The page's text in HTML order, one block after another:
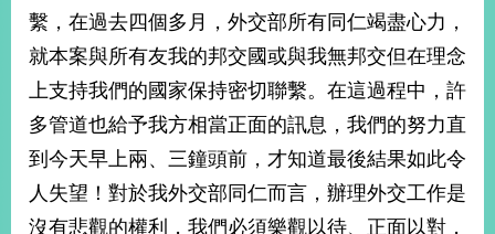
繫，在過去四個多月，外交部所有同仁竭盡心力，
就本案與所有友我的邦交國或與我無邦交但在理念
上支持我們的國家保持密切聯繫。在這過程中，許
多管道也給予我方相當正面的訊息，我們的努力直
到今天早上兩、三鐘頭前，才知道最後結果如此令
人失望！對於我外交部同仁而言，辦理外交工作是
沒有悲觀的權利，我們必須樂觀以待、正面以對，